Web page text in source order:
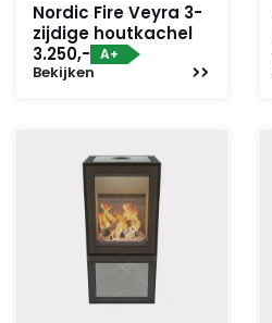
Nordic Fire Veyra 3-
zijdige houtkachel
3.250,- A+
Bekijken